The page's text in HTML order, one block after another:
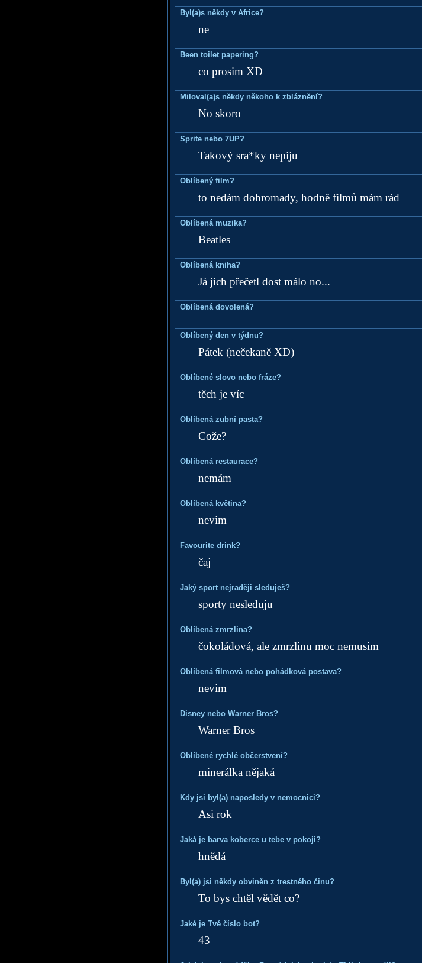
Byl(a)s někdy v Africe?
ne
Been toilet papering?
co prosim XD
Miloval(a)s někdy někoho k zbláznění?
No skoro
Sprite nebo 7UP?
Takový sra*ky nepiju
Oblíbený film?
to nedám dohromady, hodně filmů mám rád
Oblíbená muzika?
Beatles
Oblíbená kniha?
Já jich přečetl dost málo no...
Oblíbená dovolená?
Oblíbený den v týdnu?
Pátek (nečekaně XD)
Oblíbené slovo nebo fráze?
těch je víc
Oblíbená zubní pasta?
Cože?
Oblíbená restaurace?
nemám
Oblíbená květina?
nevim
Favourite drink?
čaj
Jaký sport nejraději sleduješ?
sporty nesleduju
Oblíbená zmrzlina?
čokoládová, ale zmrzlinu moc nemusim
Oblíbená filmová nebo pohádková postava?
nevim
Disney nebo Warner Bros?
Warner Bros
Oblíbené rychlé občerstvení?
minerálka nějaká
Kdy jsi byl(a) naposledy v nemocnici?
Asi rok
Jaká je barva koberce u tebe v pokoji?
hnědá
Byl(a) jsi někdy obviněn z trestného činu?
To bys chtěl vědět co?
Jaké je Tvé číslo bot?
43